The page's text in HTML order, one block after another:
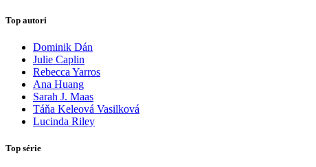
Top autori
Dominik Dán
Julie Caplin
Rebecca Yarros
Ana Huang
Sarah J. Maas
Táňa Keleová Vasilková
Lucinda Riley
Top série